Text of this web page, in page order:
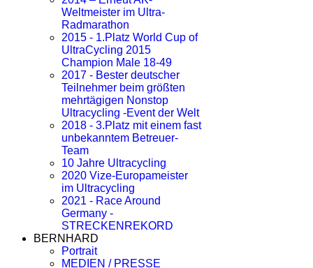
Weltmeister im Ultra-
Radmarathon
2015 - 1.Platz World Cup of
UltraCycling 2015
Champion Male 18-49
2017 - Bester deutscher
Teilnehmer beim größten
mehrtägigen Nonstop
Ultracycling -Event der Welt
2018 - 3.Platz mit einem fast
unbekanntem Betreuer-
Team
10 Jahre Ultracycling
2020 Vize-Europameister
im Ultracycling
2021 - Race Around
Germany -
STRECKENREKORD
BERNHARD
Portrait
MEDIEN / PRESSE